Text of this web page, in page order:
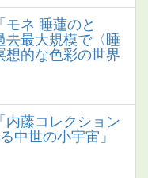
モネ 睡蓮のと
去最大規模で〈睡
的な色彩の世界
内藤コレクション
中世の小宇宙」